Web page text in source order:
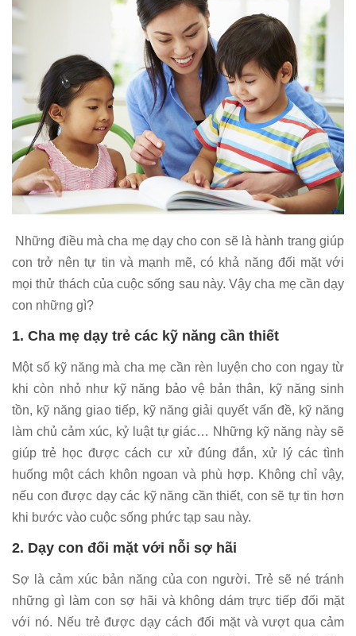
Những điều mà cha mẹ dạy cho con sẽ là hành trang giúp
con trở nên tự tin và mạnh mẽ, có khả năng đối mặt với
mọi thử thách của cuộc sống sau này. Vậy cha mẹ cần dạy
con những gì?
1. Cha mẹ dạy trẻ các kỹ năng cần thiết
Một số kỹ năng mà cha mẹ cần rèn luyện cho con ngay từ
khi còn nhỏ như kỹ năng bảo vệ bản thân, kỹ năng sinh
tồn, kỹ năng giao tiếp, kỹ năng giải quyết vấn đề, kỹ năng
làm chủ cảm xúc, kỷ luật tự giác… Những kỹ năng này sẽ
giúp trẻ học được cách cư xử đúng đắn, xử lý các tình
huống một cách khôn ngoan và phù hợp. Không chỉ vậy,
nếu con được dạy các kỹ năng cần thiết, con sẽ tự tin hơn
khi bước vào cuộc sống phức tạp sau này.
2. Dạy con đối mặt với nỗi sợ hãi
Sợ là cảm xúc bản năng của con người. Trẻ sẽ né tránh
những gì làm con sợ hãi và không dám trực tiếp đối mặt
với nó. Nếu trẻ được dạy cách đối mặt và vượt qua cảm